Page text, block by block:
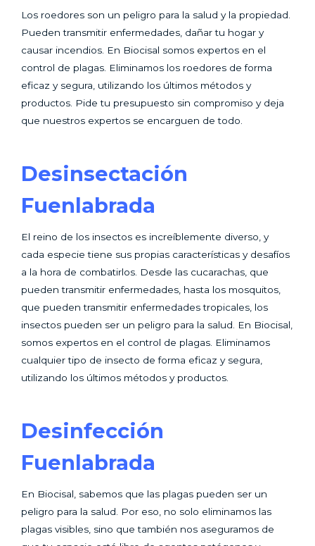
Los roedores son un peligro para la salud y la propiedad.
Pueden transmitir enfermedades, dañar tu hogar y
causar incendios. En Biocisal somos expertos en el
control de plagas. Eliminamos los roedores de forma
eficaz y segura, utilizando los últimos métodos y
productos. Pide tu presupuesto sin compromiso y deja
que nuestros expertos se encarguen de todo.
Desinsectación
Fuenlabrada
El reino de los insectos es increíblemente diverso, y
cada especie tiene sus propias características y desafíos
a la hora de combatirlos. Desde las cucarachas, que
pueden transmitir enfermedades, hasta los mosquitos,
que pueden transmitir enfermedades tropicales, los
insectos pueden ser un peligro para la salud. En Biocisal,
somos expertos en el control de plagas. Eliminamos
cualquier tipo de insecto de forma eficaz y segura,
utilizando los últimos métodos y productos.
Desinfección
Fuenlabrada
En Biocisal, sabemos que las plagas pueden ser un
peligro para la salud. Por eso, no solo eliminamos las
plagas visibles, sino que también nos aseguramos de